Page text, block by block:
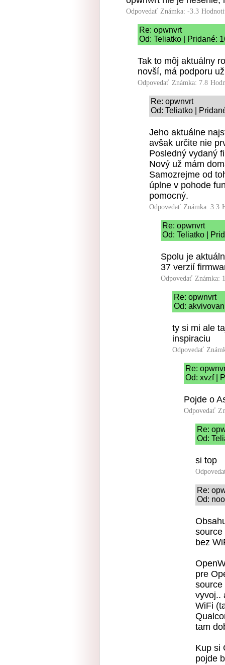
Odpovedať Známka: -3.3
Re: opwnvrt
Od: Teliatko | Pridané:
Tak to môj aktuálny
novší, má podporu
Odpovedať Známka: 7.8
Re: opwnvrt
Od: Teliatko |
Jeho aktuálne
avšak určite nie
Posledný vydaný
Nový už mám
Samozrejme od
úplne v pohode
pomocný.
Odpovedať Známka: 3.3
Re: opwnvrt
Od: Teliatko |
Spolu je
37 verzií
Odpovedať Známka:
Re: opwnvrt
Od:
ty si mi ale
inspiraciu
Odpovedať
Re:
Od: xvzf |
Pojde o
Odpovedať
Re:
Od:
si top
Re:
Od:
source
bez
pre
source
vyvoj..
WiFi
tam
Kup si
pojde